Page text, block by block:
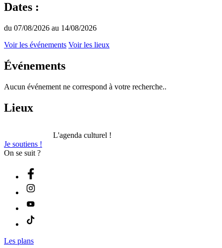
Dates :
du 07/08/2026 au 14/08/2026
Voir les événements Voir les lieux
Événements
Aucun événement ne correspond à votre recherche..
Lieux
L'agenda culturel !
Je soutiens !
On se suit ?
Les plans